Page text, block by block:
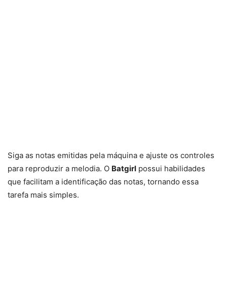
Siga as notas emitidas pela máquina e ajuste os controles
para reproduzir a melodia. O Batgirl possui habilidades
que facilitam a identificação das notas, tornando essa
tarefa mais simples.